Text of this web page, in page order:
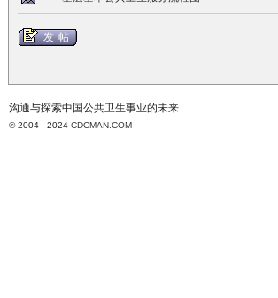
发帖
沟通与探索中国公共卫生事业的未来
© 2004 - 2024 CDCMAN.COM